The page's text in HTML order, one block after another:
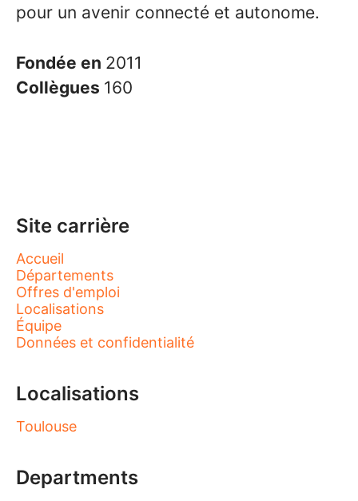
pour un avenir connecté et autonome.
Fondée en 2011
Collègues 160
Site carrière
Accueil
Départements
Offres d'emploi
Localisations
Équipe
Données et confidentialité
Localisations
Toulouse
Departments